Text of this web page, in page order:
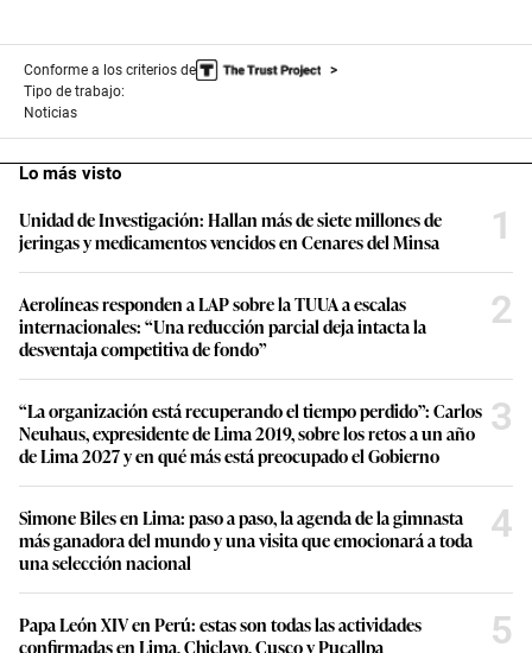
Conforme a los criterios de
Tipo de trabajo:
Noticias
Lo más visto
Unidad de Investigación: Hallan más de siete millones de
jeringas y medicamentos vencidos en Cenares del Minsa
1
Aerolíneas responden a LAP sobre la TUUA a escalas
internacionales: “Una reducción parcial deja intacta la
desventaja competitiva de fondo”
2
“La organización está recuperando el tiempo perdido”: Carlos
Neuhaus, expresidente de Lima 2019, sobre los retos a un año
de Lima 2027 y en qué más está preocupado el Gobierno
3
Simone Biles en Lima: paso a paso, la agenda de la gimnasta
más ganadora del mundo y una visita que emocionará a toda
una selección nacional
4
Papa León XIV en Perú: estas son todas las actividades
confirmadas en Lima, Chiclayo, Cusco y Pucallpa
5